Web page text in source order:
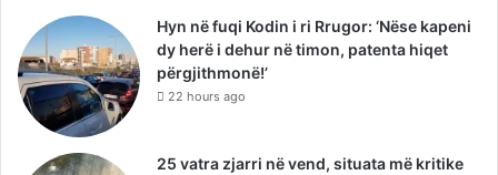
Hyn në fuqi Kodin i ri Rrugor: ‘Nëse kapeni
dy herë i dehur në timon, patenta hiqet
përgjithmonë!’
22 hours ago
25 vatra zjarri në vend, situata më kritike